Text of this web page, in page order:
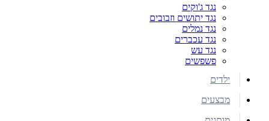
נגד ג'וקים
נגד יתושים וזבובים
נגד נמלים
נגד עכברים
נגד עש
פשפשים
ילדים
מבצעים